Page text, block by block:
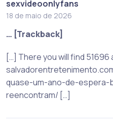
sexvideoonlyfans
18 de maio de 2026
… [Trackback]
[…] There you will find
quase-um-ano-de-espera-
reencontram/ […]